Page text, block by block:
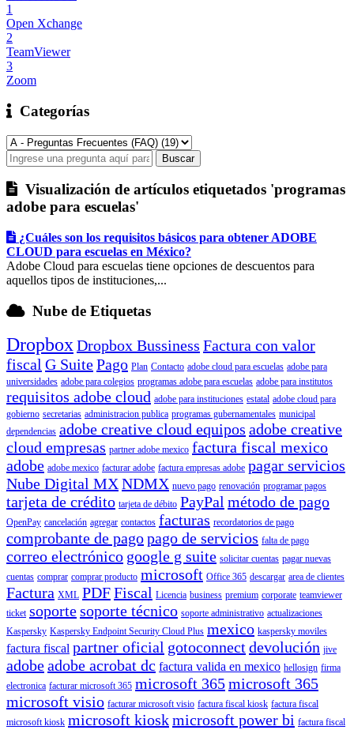
1
Open Xchange
2
TeamViewer
3
Zoom
Categorías
Visualización de artículos etiquetados 'programas
adobe para escuelas'
¿Cuáles son los requisitos básicos para obtener ADOBE
CLOUD para escuelas en México?
Adobe Cloud para escuelas tiene opciones de descuentos para
aquellos tipos de instituciones,...
Nube de Etiquetas
DropboxDropbox Bussiness Factura con valor
fiscal G SuitePago Plan Contacto adobe cloud para escuelas adobe para
universidades adobe para colegios programas adobe para escuelas adobe para institutos
requisitos adobe cloud adobe para instituciones estatal adobe cloud para
gobierno secretarias administracion publica programas gubernamentales municipal
dependencias adobe creative cloud equipos adobe creative
cloud empresas partner adobe mexico factura fiscal mexico
adobe adobe mexico facturar adobe factura empresas adobe pagar servicios
Nube Digital MXNDMX nuevo pago renovación programar pagos
tarjeta de crédito tarjeta de débito PayPal método de pago
OpenPay cancelación agregar contactos facturas recordatorios de pago
comprobante de pagopago de servicios falta de pago
correo electrónico google g suite solicitar cuentas pagar nuevas
cuentas comprar comprar producto microsoft Office 365 descargar area de clientes
Factura XML PDFFiscal Licencia business premium corporate teamviewer
ticket soportesoporte técnico soporte administrativo actualizaciones
Kaspersky Kaspersky Endpoint Security Cloud Plus mexico kaspersky moviles
factura fiscal partner oficial gotoconnectdevolución jive
adobeadobe acrobat dc factura valida en mexico hellosign firma
electronica facturar microsoft 365 microsoft 365microsoft 365
microsoft visio facturar microsoft visio factura fiscal kiosk factura fiscal
microsoft kiosk microsoft kioskmicrosoft power bi factura fiscal